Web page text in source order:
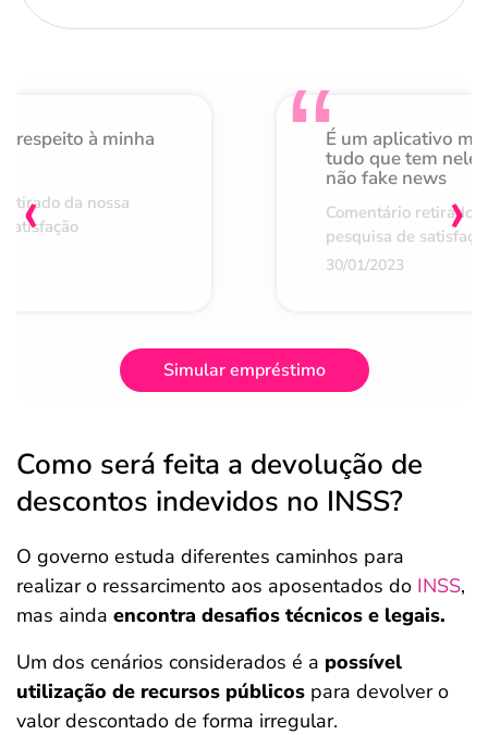
respeito à minha
da nossa
É um aplicativo
tudo que tem nele
não fake news
Comentário retirado
pesquisa de
30/01/2023
‹ ›
Simular empréstimo
Como será feita a devolução de
descontos indevidos no INSS?
O governo estuda diferentes caminhos para
realizar o ressarcimento aos aposentados do INSS,
mas ainda encontra desafios técnicos e legais.
Um dos cenários considerados é a possível
utilização de recursos públicos para devolver o
valor descontado de forma irregular.